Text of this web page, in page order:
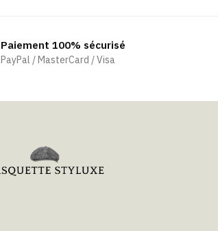
variations.
Les
peuvent
la
Paiement 100% sécurisé
PayPal / MasterCard / Visa